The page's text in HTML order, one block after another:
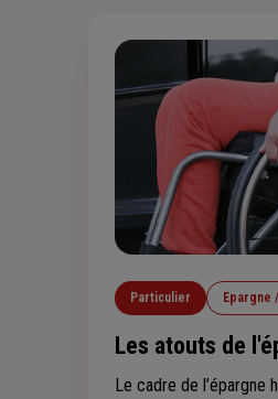
Particulier Epargne
Les atouts de
Le cadre de l’épargne